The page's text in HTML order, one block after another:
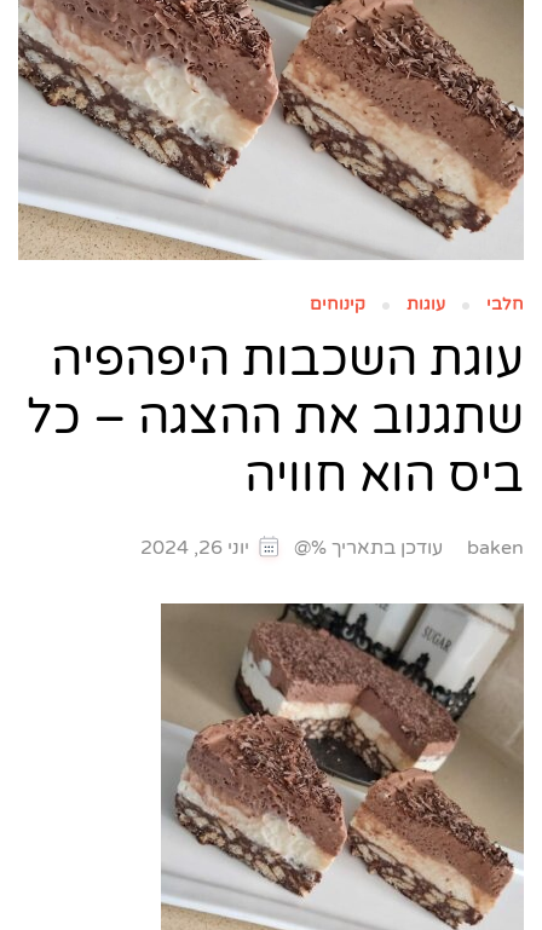
חלבי עוגות קינוחים
עוגת השכבות היפהפיה
שתגנוב את ההצגה – כל
ביס הוא חוויה
baken עודכן בתאריך %@ יוני 26, 2024